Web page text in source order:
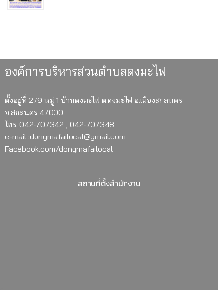
องค์การบริหารส่วนตำบลดงมะไฟ
ตั้งอยู่ที่ 279 หมู่ 1 บ้านดงมะไฟ ต.ดงมะไฟ อ.เมืองสกลนคร
จ.สกลนคร 47000
โทร. 042-707342 , 042-707348
e-mail :dongmafailocal@gmail.com
Facebook.com/dongmafailocal
สถานที่ตั้งสำนักงาน